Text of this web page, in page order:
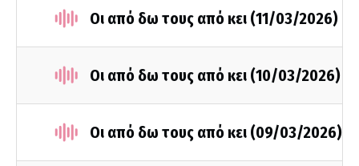
Οι από δω τους από κει (11/03/2026)
Οι από δω τους από κει (10/03/2026)
Οι από δω τους από κει (09/03/2026)